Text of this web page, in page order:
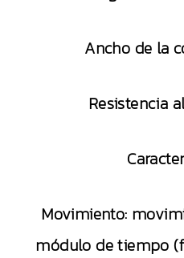
Ancho de la
Resistencia
Movimiento:
módulo de tiempo